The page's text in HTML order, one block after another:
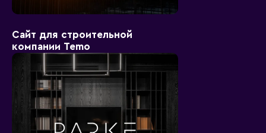
Сайт для строительной
компании Temo